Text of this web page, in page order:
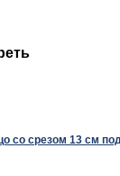
со срезом 13 см